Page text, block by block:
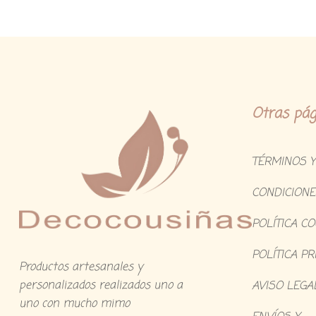
Productos artesanales y
personalizados realizados uno a
uno con mucho mimo
Otras
TÉRMINOS Y
POLÍTICA
POLÍTICA
AVISO